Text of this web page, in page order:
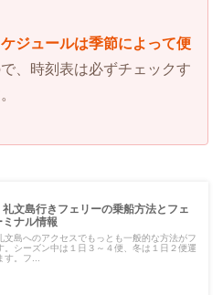
ジュールは季節によって便
、時刻表は必ずチェックす
文島行きフェリーの乗船方法とフェ
ミナル情報
文島へのアクセスでもっとも一般的な方法がフ
。シーズン中は１日３～４便、冬は１日２便運
す。フ...